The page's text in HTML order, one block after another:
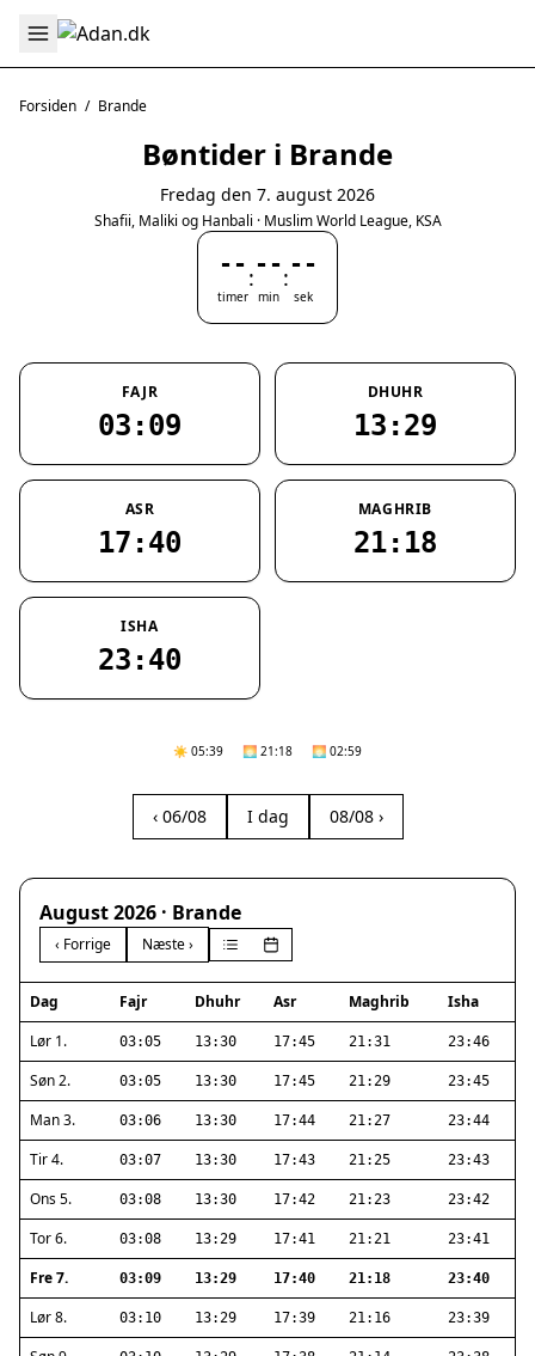
Forsiden / Brande
Bøntider i Brande
Fredag den 7. august 2026
Shafii, Maliki og Hanbali · Muslim World League, KSA
--
timer
:--
min
:--
sek
FAJR
03:09
DHUHR
13:29
ASR
17:40
MAGHRIB
21:18
ISHA
23:40
☀️ 05:39 🌅 21:18 🌅 02:59
‹ 06/08 I dag 08/08 ›
August 2026 · Brande
‹ Forrige Næste ›
Dag Fajr Dhuhr Asr Maghrib
Isha
Lør 1.
03:05 13:30 17:45 21:31 23:46
Søn 2. 03:05 13:30 17:45 21:29 23:45
Man 3. 03:06 13:30 17:44 21:27 23:44
Tir 4. 03:07 13:30 17:43 21:25 23:43
Ons 5. 03:08 13:30 17:42 21:23 23:42
Tor 6. 03:08 13:29 17:41 21:21 23:41
Fre 7. 03:09 13:29 17:40 21:18 23:40
Lør 8. 03:10 13:29 17:39 21:16 23:39